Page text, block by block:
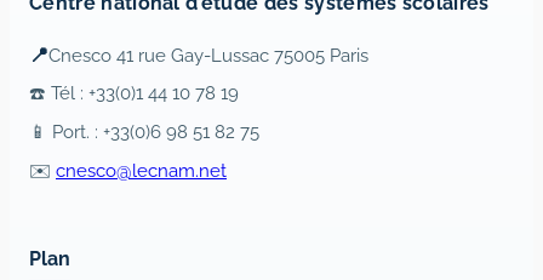
📍Cnesco 41 rue Gay-Lussac 75005 Paris
☎️ Tél : +33(0)1 44 10 78 19
📱 Port. : +33(0)6 98 51 82 75
✉️ cnesco@lecnam.net
Plan